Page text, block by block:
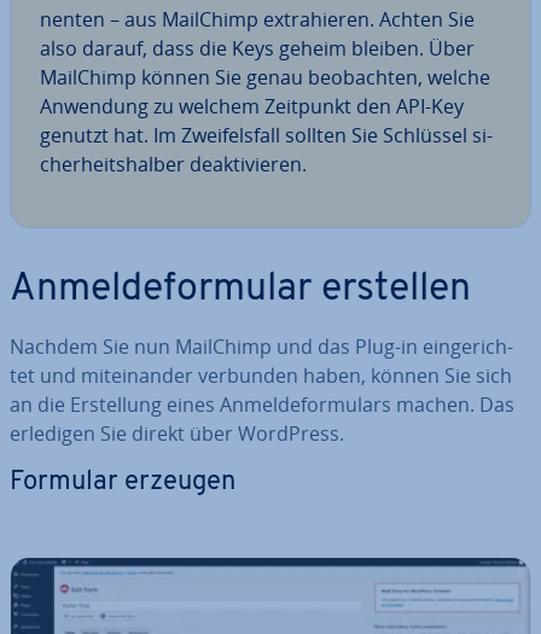
nen­ten – aus MailChimp ex­tra­hie­ren. Achten Sie
also darauf, dass die Keys geheim bleiben. Über
MailChimp können Sie genau be­ob­ach­ten, welche
Anwendung zu welchem Zeitpunkt den API-Key
genutzt hat. Im Zwei­fels­fall sollten Sie Schlüssel si­
cher­heits­hal­ber de­ak­ti­vie­ren.
An­mel­de­for­mu­lar erstellen
Nachdem Sie nun MailChimp und das Plug-in ein­ge­rich­
tet und mit­ein­an­der verbunden haben, können Sie sich
an die Er­stel­lung eines An­mel­de­for­mu­lars machen. Das
erledigen Sie direkt über WordPress.
Formular erzeugen